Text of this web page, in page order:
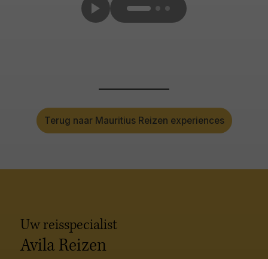
Terug naar Mauritius Reizen experiences
Uw reisspecialist
Avila Reizen